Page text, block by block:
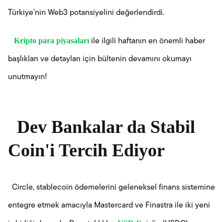
Türkiye’nin Web3 potansiyelini değerlendirdi.
Kripto para piyasalarıile ilgili haftanın en önemli haber
başlıkları ve detayları için bültenin devamını okumayı
unutmayın!
Dev Bankalar da Stabil
Coin'i Tercih Ediyor
Circle, stablecoin ödemelerini geleneksel finans sistemine
entegre etmek amacıyla Mastercard ve Finastra ile iki yeni